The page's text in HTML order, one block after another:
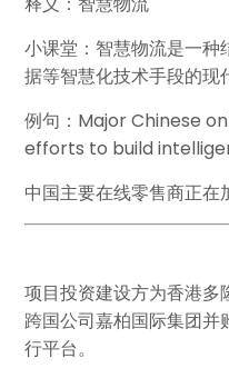
小课堂：智慧物流是一
据等智慧化技术手段的现
例句：Major Chinese
efforts to build
中国主要在线零售商正在
项目投资建设方为香港多
跨国公司嘉柏国际集团
行平台。